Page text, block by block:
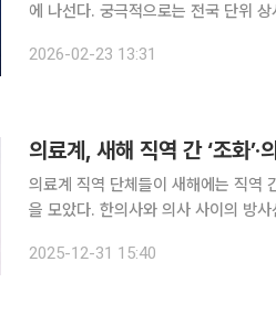
에 나선다. 궁극적으로는 전국 단위
‘디지털 헬스케어 솔루션 발표’ 기자
2026-02-23 13:31
의료계, 새해 직역 간 ‘조화
의료계 직역 단체들이 새해에는 직역
을 모았다. 한의사와 의사 사이의 방
한의사협회, 대한한의사협회, 대한간
2025-12-31 15:40